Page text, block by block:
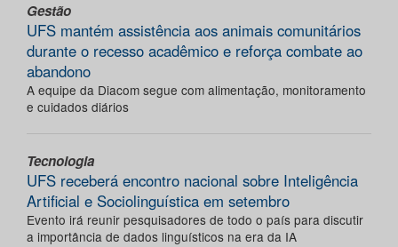
Gestão
UFS mantém assistência aos animais comunitários
durante o recesso acadêmico e reforça combate ao
abandono
A equipe da Diacom segue com alimentação, monitoramento
e cuidados diários
Tecnologia
UFS receberá encontro nacional sobre Inteligência
Artificial e Sociolinguística em setembro
Evento irá reunir pesquisadores de todo o país para discutir
a importância de dados linguísticos na era da IA